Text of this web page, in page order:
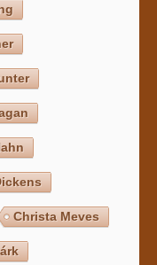
Christa Meves